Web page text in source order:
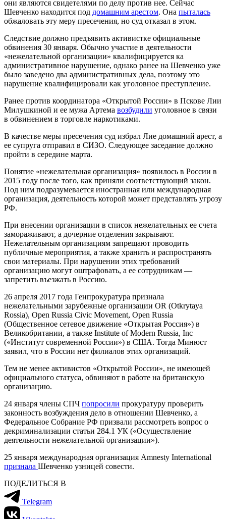
они являются свидетелями по делу против нее. Сейчас
Шевченко находится под домашним арестом. Она пыталась
обжаловать эту меру пресечения, но суд отказал в этом.
Следствие должно предъявить активистке официальные
обвинения 30 января. Обычно участие в деятельности
«нежелательной организации» квалифицируется ка
административное нарушение, однако ранее на Шевченко уже
было заведено два административных дела, поэтому это
нарушение квалифицировали как уголовное преступление.
Ранее против координатора «Открытой России» в Пскове Лии
Милушкиной и ее мужа Артема возбудили уголовное в связи
в обвинением в торговле наркотиками.
В качестве меры пресечения суд избрал Лие домашний арест, а
ее супруга отправил в СИЗО. Следующее заседание должно
пройти в середине марта.
Понятие «нежелательная организация» появилось в России в
2015 году после того, как приняли соответствующий закон.
Под ним подразумевается иностранная или международная
организация, деятельность которой может представлять угрозу
РФ.
При внесении организации в список нежелательных ее счета
замораживают, а дочерние отделения закрывают.
Нежелательным организациям запрещают проводить
публичные мероприятия, а также хранить и распространять
свои материалы. При нарушении этих требований
организацию могут оштрафовать, а ее сотрудникам —
запретить въезжать в Россию.
26 апреля 2017 года Генпрокуратура признала
нежелательными зарубежные организации OR (Otkrytaya
Rossia), Open Russia Civic Movement, Open Russia
(Общественное сетевое движение «Открытая Россия») в
Великобритании, а также Institute of Modern Russia, Inc
(«Институт современной России») в США. Тогда Минюст
заявил, что в России нет филиалов этих организаций.
Тем не менее активистов «Открытой России», не имеющей
официального статуса, обвиняют в работе на британскую
организацию.
24 января члены СПЧ попросили прокуратуру проверить
законность возбуждения дело в отношении Шевченко, а
Федеральное Собрание РФ призвали рассмотреть вопрос о
декриминализации статьи 284.1 УК («Осуществление
деятельности нежелательной организации»).
25 января международная организация Amnesty International
признала Шевченко узницей совести.
ПОДЕЛИТЬСЯ В
Telegram